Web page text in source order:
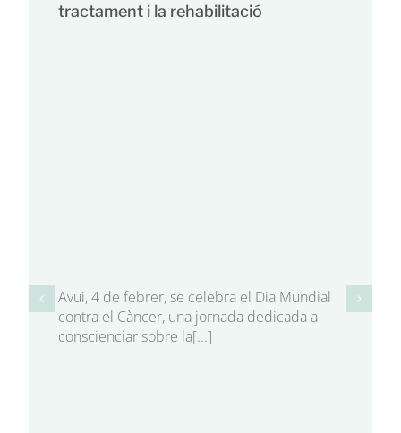
tractament i la rehabilitació
Avui, 4 de febrer, se celebra el Dia Mundial
contra el Càncer, una jornada dedicada a
conscienciar sobre la[...]